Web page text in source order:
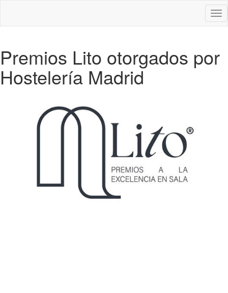
Premios Lito otorgados por
Hostelería Madrid